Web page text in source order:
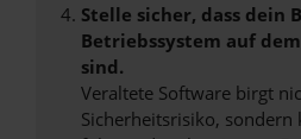
Stelle sicher, dass dein
Betriebssystem auf
sind.
Veraltete Software birgt
Sicherheitsrisiko, sondern